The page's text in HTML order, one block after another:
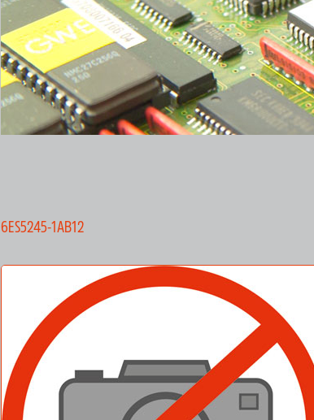
6ES5245-1AB12